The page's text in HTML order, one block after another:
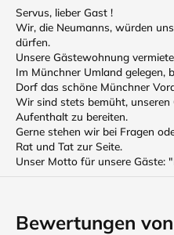
Servus, lieber Gast !
Wir, die Neumanns, würden
dürfen.
Unsere Gästewohnung
Im Münchner Umland gelegen,
Dorf das schöne Münchner
Wir sind stets bemüht, unseren
Aufenthalt zu bereiten.
Gerne stehen wir bei Fragen
Rat und Tat zur Seite.
Unser Motto für unsere Gäste:
Bewertungen